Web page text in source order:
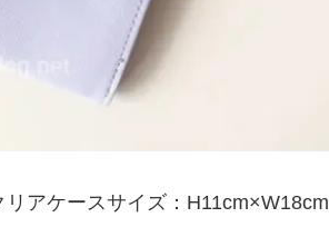
アケースサイズ：H11cm×W18cm